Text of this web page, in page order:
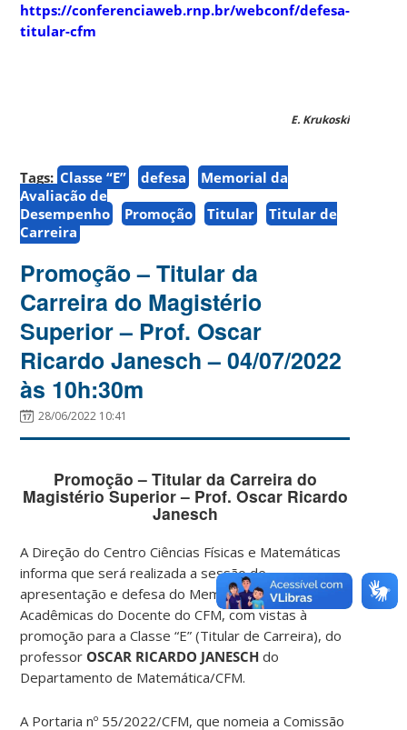
https://conferenciaweb.rnp.br/webconf/defesa-
titular-cfm
E. Krukoski
Tags: Classe “E” defesa
Memorial da
Avaliação de
Desempenho
Promoção Titular
Titular de
Carreira
Promoção – Titular da
Carreira do Magistério
Superior – Prof. Oscar
Ricardo Janesch – 04/07/2022
às 10h:30m
28/06/2022 10:41
Promoção – Titular da Carreira do
Magistério Superior – Prof. Oscar Ricardo
Janesch
A Direção do Centro Ciências Físicas e Matemáticas
informa que será realizada a sessão de
apresentação e defesa do Memorial de Atividades
Acadêmicas do Docente do CFM, com vistas à
promoção para a Classe “E” (Titular de Carreira), do
professor OSCAR RICARDO JANESCH do
Departamento de Matemática/CFM.
A Portaria nº 55/2022/CFM, que nomeia a Comissão